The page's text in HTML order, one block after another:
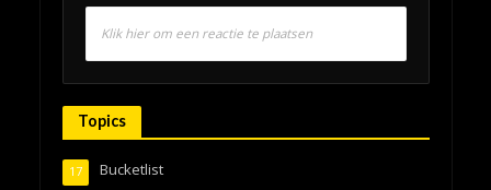
Klik hier om een reactie te plaatsen
Topics
Bucketlist
17